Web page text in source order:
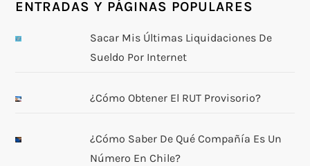
ENTRADAS Y PÁGINAS POPULARES
Sacar Mis Últimas Liquidaciones De
Sueldo Por Internet
¿Cómo Obtener El RUT Provisorio?
¿Cómo Saber De Qué Compañía Es Un
Número En Chile?